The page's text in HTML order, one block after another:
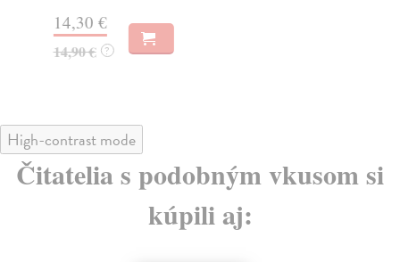
14,30 €
14,90 € ?
High-contrast mode
Čitatelia s podobným vkusom si
kúpili aj: